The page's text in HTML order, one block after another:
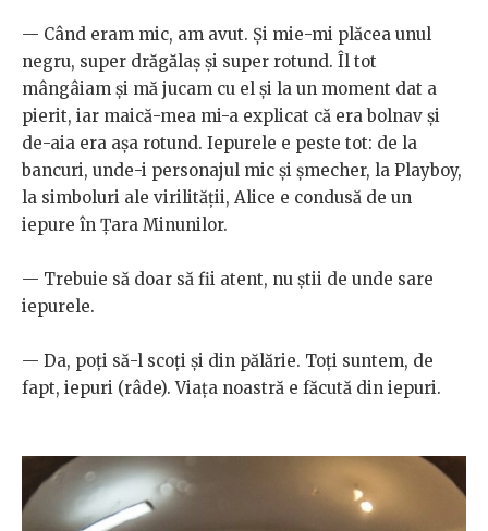
— Când eram mic, am avut. Și mie-mi plăcea unul
negru, super drăgălaș și super rotund. Îl tot
mângâiam și mă jucam cu el și la un moment dat a
pierit, iar maică-mea mi-a explicat că era bolnav și
de-aia era așa rotund. Iepurele e peste tot: de la
bancuri, unde-i personajul mic și șmecher, la Playboy,
la simboluri ale virilității, Alice e condusă de un
iepure în Țara Minunilor.
— Trebuie să doar să fii atent, nu știi de unde sare
iepurele.
— Da, poți să-l scoți și din pălărie. Toți suntem, de
fapt, iepuri (râde). Viața noastră e făcută din iepuri.